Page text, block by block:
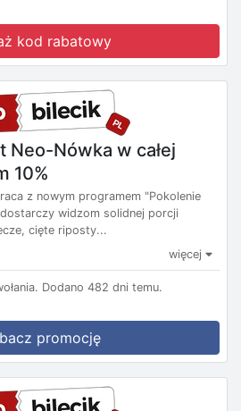
kod rabatowy
Neo-Nówka w całej
10%
z nowym programem "Pokolenie
widzom solidnej porcji
cięte riposty...
więcej
Dodano 482 dni temu.
promocję